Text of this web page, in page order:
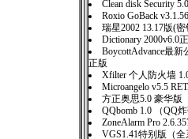
Clean disk Security
Roxio GoBack
瑞星2002 13.17版(
Dictionary 2000v6.0
BoycottAdvance最
正版
Xfilter 个人防火墙
Microangelo v5.5
方正奥思5.0 豪华版
QQbomb 1.0 （QQ
ZoneAlarm Pro
VGS1.41特别版（全